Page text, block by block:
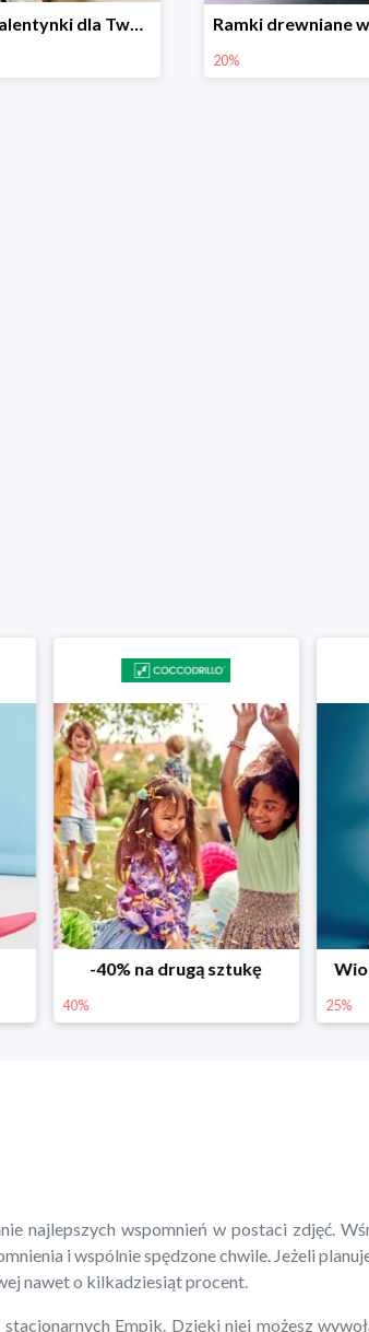
Prezenty na Walentynki dla Twoich bliskich w Empik Foto do -30%
20%
-40% na drugą sztukę
40% 25%
najlepszych wspomnień w postaci zdjęć.
i wspólnie spędzone chwile. Jeżeli
nawet o kilkadziesiąt procent.
Empik. Dzięki niej możesz